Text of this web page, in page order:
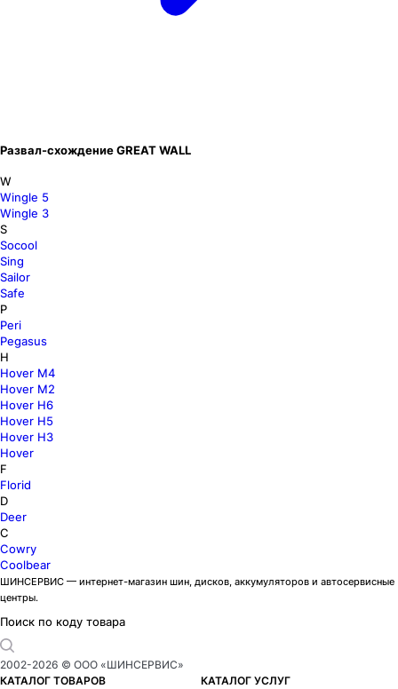
Развал-схождение GREAT WALL
W
Wingle 5
Wingle 3
S
Socool
Sing
Sailor
Safe
P
Peri
Pegasus
H
Hover M4
Hover M2
Hover H6
Hover H5
Hover H3
Hover
F
Florid
D
Deer
C
Cowry
Coolbear
ШИНСЕРВИС — интернет-магазин шин, дисков, аккумуляторов и автосервисные
центры.
Поиск по коду товара
2002-2026 © ООО «ШИНСЕРВИС»
КАТАЛОГ ТОВАРОВ
КАТАЛОГ УСЛУГ